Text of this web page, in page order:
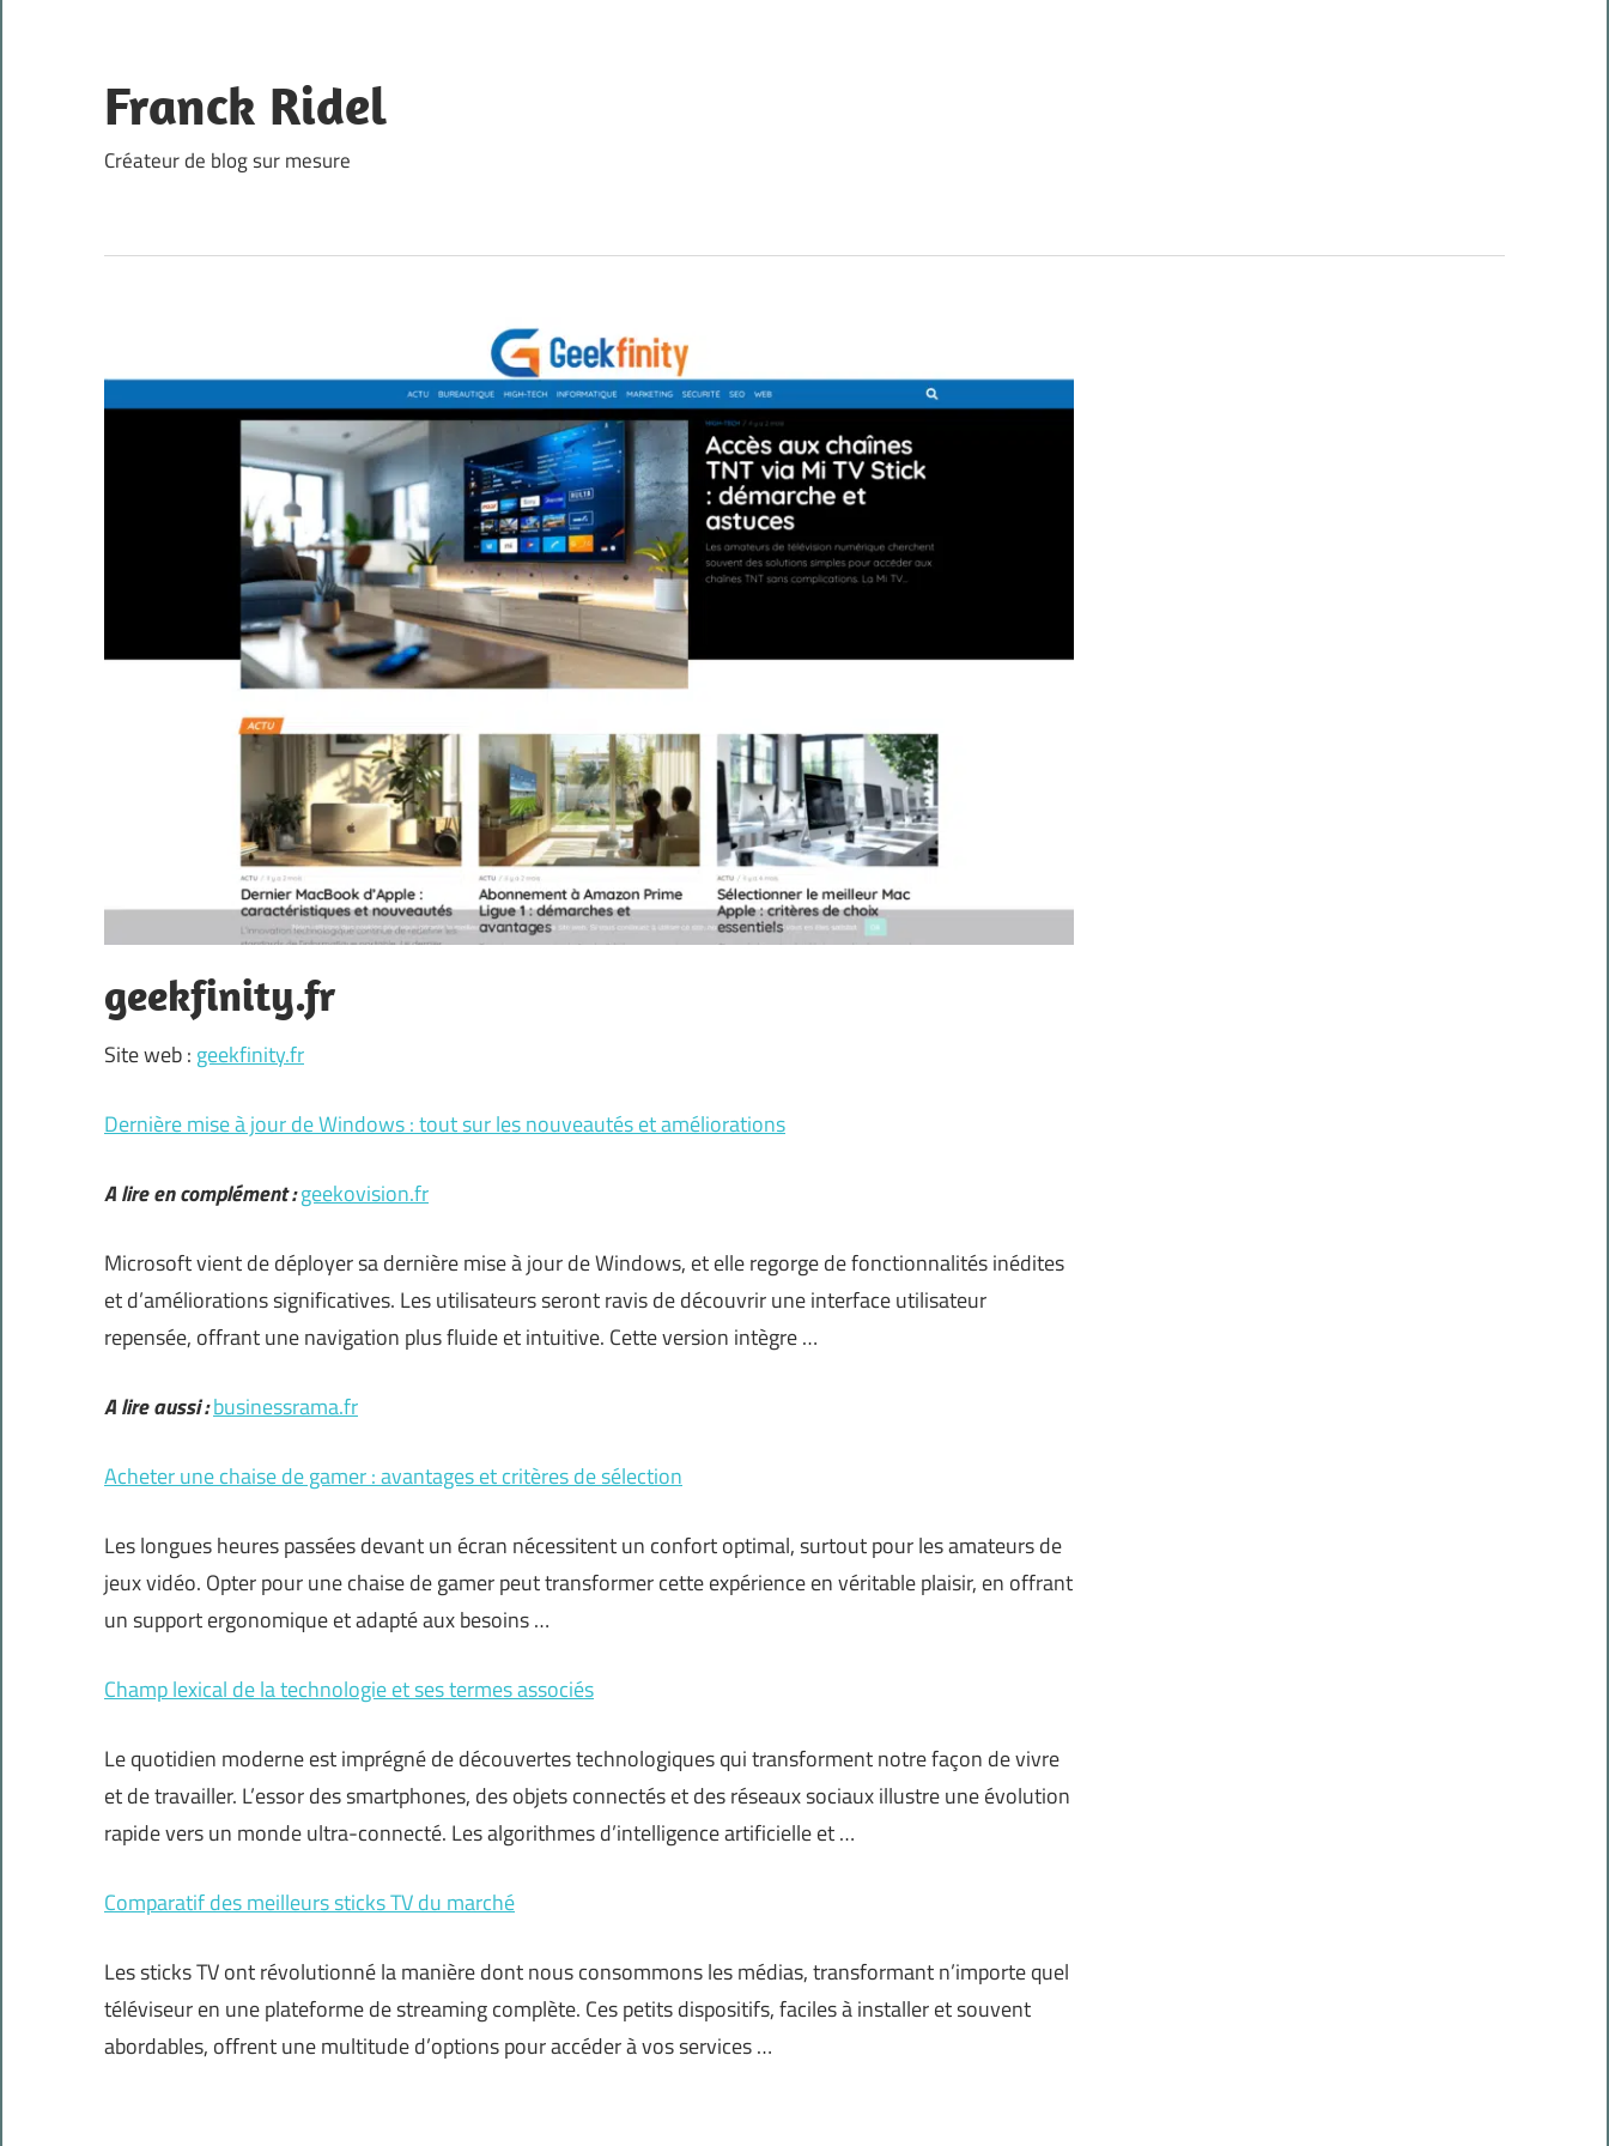
content
Franck Ridel
Créateur de blog sur mesure
geekfinity.fr
Site web : geekfinity.fr
Dernière mise à jour de Windows : tout sur les nouveautés et améliorations
A lire en complément :geekovision.fr
Microsoft vient de déployer sa dernière mise à jour de Windows, et elle regorge de fonctionnalités inédites
et d’améliorations significatives. Les utilisateurs seront ravis de découvrir une interface utilisateur
repensée, offrant une navigation plus fluide et intuitive. Cette version intègre …
A lire aussi :businessrama.fr
Acheter une chaise de gamer : avantages et critères de sélection
Les longues heures passées devant un écran nécessitent un confort optimal, surtout pour les amateurs de
jeux vidéo. Opter pour une chaise de gamer peut transformer cette expérience en véritable plaisir, en offrant
un support ergonomique et adapté aux besoins …
Champ lexical de la technologie et ses termes associés
Le quotidien moderne est imprégné de découvertes technologiques qui transforment notre façon de vivre
et de travailler. L’essor des smartphones, des objets connectés et des réseaux sociaux illustre une évolution
rapide vers un monde ultra-connecté. Les algorithmes d’intelligence artificielle et …
Comparatif des meilleurs sticks TV du marché
Les sticks TV ont révolutionné la manière dont nous consommons les médias, transformant n’importe quel
téléviseur en une plateforme de streaming complète. Ces petits dispositifs, faciles à installer et souvent
abordables, offrent une multitude d’options pour accéder à vos services …